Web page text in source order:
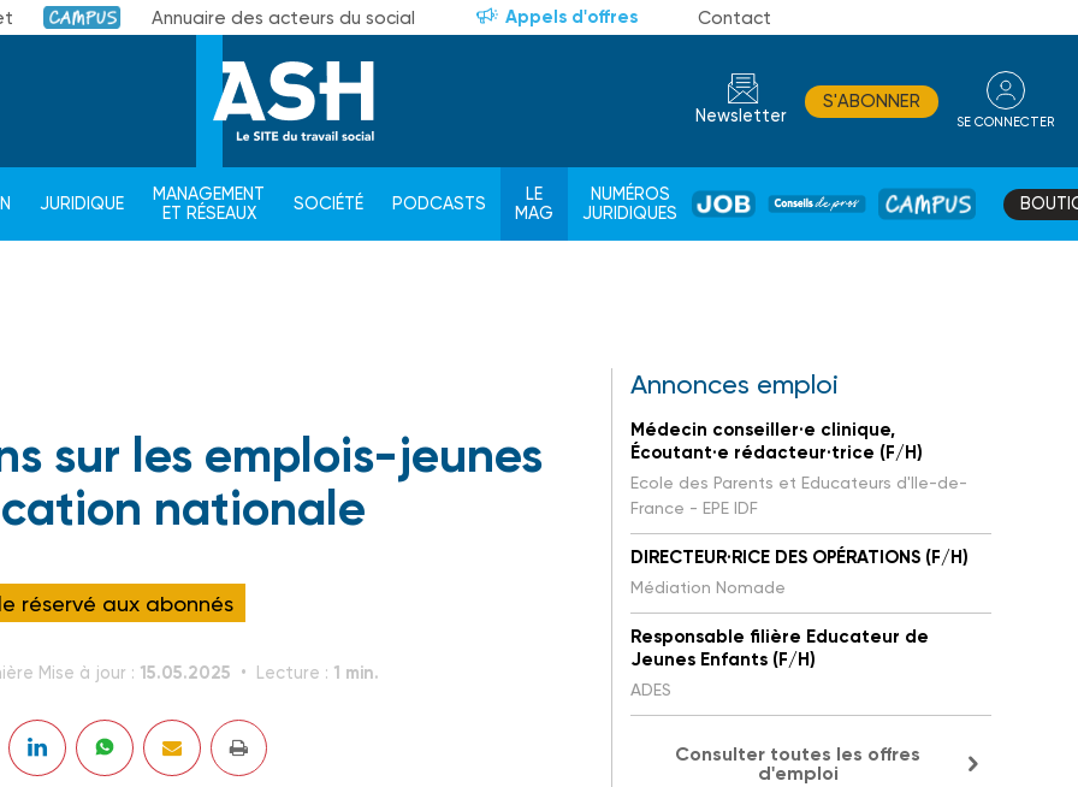
Campus Annuaire des acteurs du social Appels d'offres Contact
Newsletter
S'ABONNER
SE CONNECTER
JURIDIQUE
MANAGEMENT
ET RÉSEAUX
SOCIÉTÉ PODCASTS
LE
MAG
NUMÉROS
JURIDIQUES
JOB
DE
CAMPUS
sur les emplois-jeunes
nationale
réservé aux abonnés
Mise à jour : 15.05.2025 Lecture : 1 min.
Annonces emploi
Médecin conseiller·e clinique,
Écoutant·e rédacteur·trice (F/H)
Ecole des Parents et Educateurs d'Ile-de-
France - EPE IDF
DIRECTEUR·RICE DES OPÉRATIONS (F/H)
Médiation Nomade
Responsable filière Educateur de
Jeunes Enfants (F/H)
ADES
Consulter toutes les offres
d'emploi